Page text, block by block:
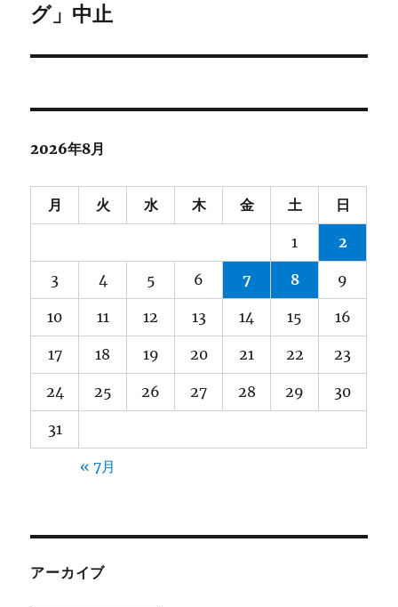
ー
シ
の
稿:
グ」中止
2026年8月
月 火 水 木 金 土 日
1 2
3 4 5 6 7 8 9
10 11 12 13 14 15 16
17 18 19 20 21 22 23
24 25 26 27 28 29 30
31
« 7月
アーカイブ